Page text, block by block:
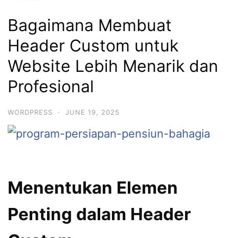
Bagaimana Membuat
Header Custom untuk
Website Lebih Menarik dan
Profesional
WORDPRESS · JUNE 19, 2025
Menentukan Elemen
Penting dalam Header